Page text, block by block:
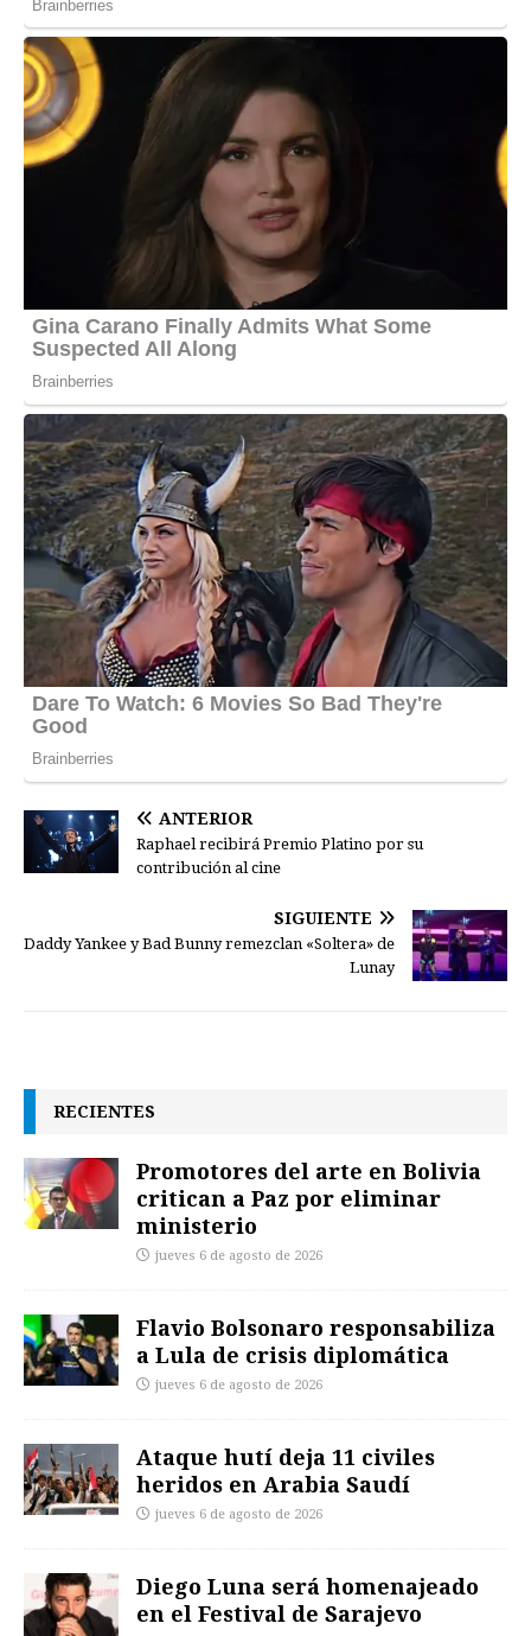
ANTERIOR
Raphael recibirá Premio Platino por su
contribución al cine
SIGUIENTE
Daddy Yankee y Bad Bunny remezclan «Soltera» de
Lunay
RECIENTES
Promotores del arte en Bolivia
critican a Paz por eliminar
ministerio
jueves 6 de agosto de 2026
Flavio Bolsonaro responsabiliza
a Lula de crisis diplomática
jueves 6 de agosto de 2026
Ataque hutí deja 11 civiles
heridos en Arabia Saudí
jueves 6 de agosto de 2026
Diego Luna será homenajeado
en el Festival de Sarajevo